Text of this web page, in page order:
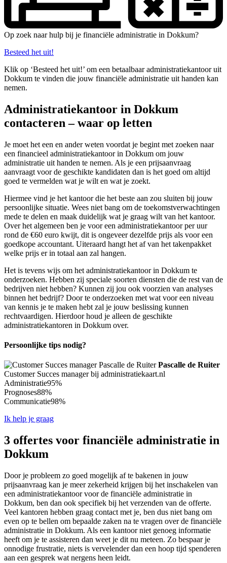
Op zoek naar hulp bij je financiële administratie in Dokkum?
Besteed het uit!
Klik op ‘Besteed het uit!’ om een betaalbaar administratiekantoor uit
Dokkum te vinden die jouw financiële administratie uit handen kan
nemen.
Administratiekantoor in Dokkum
contacteren – waar op letten
Je moet het een en ander weten voordat je begint met zoeken naar
een financieel administratiekantoor in Dokkum om jouw
administratie uit handen te nemen. Als je een prijsaanvraag
aanvraagt voor de geschikte kandidaten dan is het goed om altijd
goed te vermelden wat je wilt en wat je zoekt.
Hiermee vind je het kantoor die het beste aan zou sluiten bij jouw
persoonlijke situatie. Wees niet bang om de toekomstverwachtingen
mede te delen en maak duidelijk wat je graag wilt van het kantoor.
Over het algemeen ben je voor een administratiekantoor per uur
rond de €60 euro kwijt, dit is ongeveer dezelfde prijs als voor een
goedkope accountant. Uiteraard hangt het af van het takenpakket
welke prijs er in totaal aan zal hangen.
Het is tevens wijs om het administratiekantoor in Dokkum te
onderzoeken. Hebben zij speciale soorten diensten die de rest van de
bedrijven niet hebben? Kunnen zij jou ook voorzien van analyses
binnen het bedrijf? Door te onderzoeken met wat voor een niveau
van kennis je te maken hebt zal je jouw beslissing kunnen
rechtvaardigen. Hierdoor houd je alleen de geschikte
administratiekantoren in Dokkum over.
Persoonlijke tips nodig?
Pascalle de Ruiter
Customer Succes manager bij administratiekaart.nl
Administratie95%
Prognoses88%
Communicatie98%
Ik help je graag
3 offertes voor financiële administratie in
Dokkum
Door je probleem zo goed mogelijk af te bakenen in jouw
prijsaanvraag kan je meer zekerheid krijgen bij het inschakelen van
een administratiekantoor voor de financiële administratie in
Dokkum, ben dan ook specifiek bij het verzenden van de offerte.
Veel kantoren hebben graag contact met je, ben dus niet bang om
even op te bellen om bepaalde zaken na te vragen over de financiële
administratie in Dokkum. Als een kantoor niet genoeg informatie
heeft om je te assisteren dan weet je dit nu meteen. Zo bespaar je
onnodige frustratie, niets is vervelender dan een hoop tijd spenderen
aan een gesprek wat nergens heen leidt.